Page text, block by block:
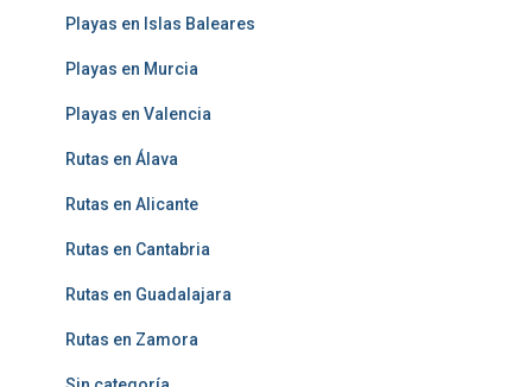
Playas en Islas Baleares
Playas en Murcia
Playas en Valencia
Rutas en Álava
Rutas en Alicante
Rutas en Cantabria
Rutas en Guadalajara
Rutas en Zamora